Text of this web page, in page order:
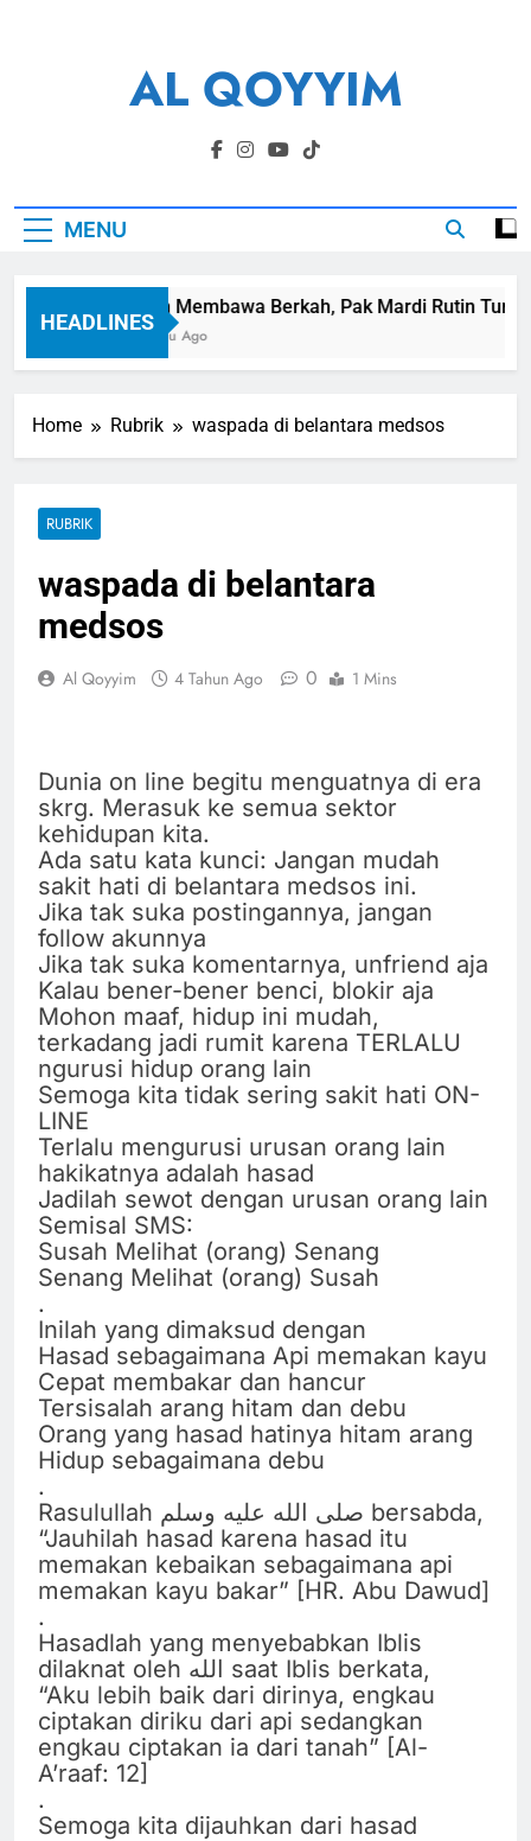
AL QOYYIM
Yayasan Al Qoyyim Sukoharjo
MENU
HEADLINES
Panen Membawa Berkah, Pak Mardi Rutin
1 Minggu Ago
Home Rubrik waspada di belantara medsos
RUBRIK
waspada di belantara
medsos
Al Qoyyim 4 Tahun Ago 0 1 Mins
Dunia on line begitu menguatnya di era
skrg. Merasuk ke semua sektor
kehidupan kita.
Ada satu kata kunci: Jangan mudah
sakit hati di belantara medsos ini.
Jika tak suka postingannya, jangan
follow akunnya
Jika tak suka komentarnya, unfriend aja
Kalau bener-bener benci, blokir aja
Mohon maaf, hidup ini mudah,
terkadang jadi rumit karena TERLALU
ngurusi hidup orang lain
Semoga kita tidak sering sakit hati ON-
LINE
Terlalu mengurusi urusan orang lain
hakikatnya adalah hasad
Jadilah sewot dengan urusan orang lain
Semisal SMS:
Susah Melihat (orang) Senang
Senang Melihat (orang) Susah
.
Inilah yang dimaksud dengan
Hasad sebagaimana Api memakan kayu
Cepat membakar dan hancur
Tersisalah arang hitam dan debu
Orang yang hasad hatinya hitam arang
Hidup sebagaimana debu
.
Rasulullah صلى الله عليه وسلم bersabda,
“Jauhilah hasad karena hasad itu
memakan kebaikan sebagaimana api
memakan kayu bakar” [HR. Abu Dawud]
.
Hasadlah yang menyebabkan Iblis
dilaknat oleh الله saat Iblis berkata,
“Aku lebih baik dari dirinya, engkau
ciptakan diriku dari api sedangkan
engkau ciptakan ia dari tanah” [Al-
A’raaf: 12]
.
Semoga kita dijauhkan dari hasad